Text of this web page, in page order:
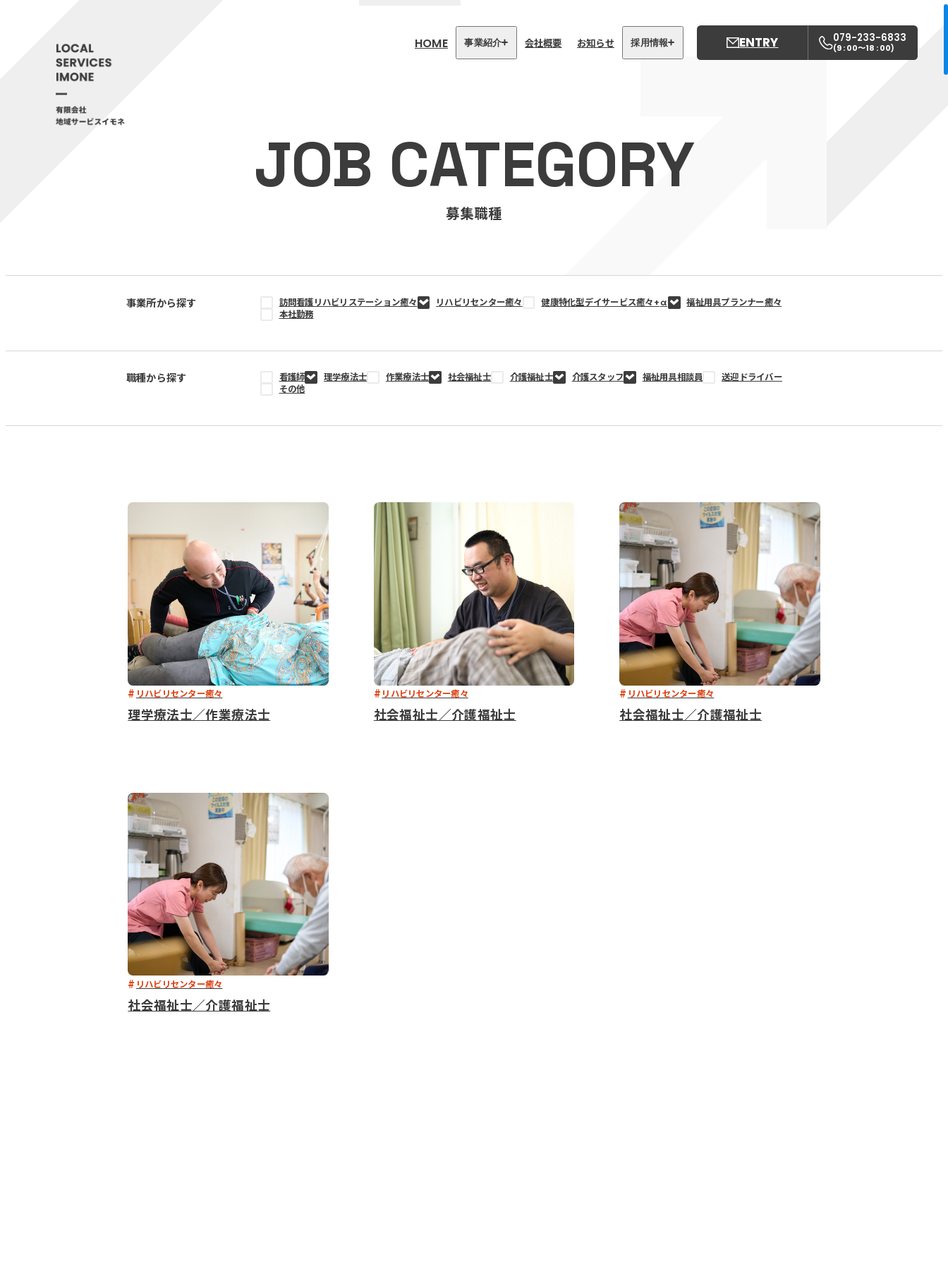
HOME 事業紹介
リハビリセンター癒々
健康特化型デイサービス癒々＋
α
福祉用具プランナー癒々
姫路中央保育園
会社概要 お知らせ 採用情報 ENTRY 079-233-6833
(9 : 00〜18 : 00)
JOB CATEGORY
募集職種
事業所から探す 訪問看護リハビリステーション癒々 リハビリセンター癒々 健康特化型デイサービス癒々+α
福祉用具プランナー癒々
本社勤務
職種から探す 看護師 理学療法士 作業療法士 社会福祉士 介護福祉士 介護スタッフ 福祉用具相談員
送迎ドライバー
その他
リハビリセンター癒々
理学療法士／作業療法士
リハビリセンター癒々
社会福祉士／介護福祉士
リハビリセンター癒々
社会福祉士／介護福祉士
リハビリセンター癒々
社会福祉士／介護福祉士